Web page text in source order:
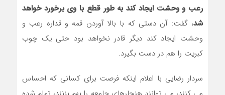
رعب و وحشت ایجاد کند به طور قطع با وی برخورد خواهد
شد، گفت: آن دستی که با بالا آوردن قمه و قداره رعب و
وحشت ایجاد کند دیگر قادر نخواهد بود حتی یک چوب
کبریت را هم در دست بگیرد.
سردار رضایی با اعلام اینکه فرصت برای کسانی که احساس